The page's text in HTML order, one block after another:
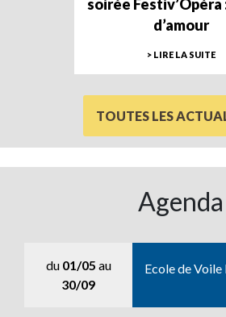
soirée Festiv’Opéra
d’amour
> LIRE LA SUITE
TOUTES LES
Agenda
du 01/05 au
30/09
Ecole de